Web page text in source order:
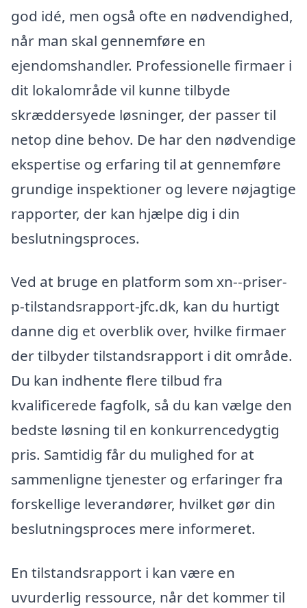
god idé, men også ofte en nødvendighed,
når man skal gennemføre en
ejendomshandler. Professionelle firmaer i
dit lokalområde vil kunne tilbyde
skræddersyede løsninger, der passer til
netop dine behov. De har den nødvendige
ekspertise og erfaring til at gennemføre
grundige inspektioner og levere nøjagtige
rapporter, der kan hjælpe dig i din
beslutningsproces.
Ved at bruge en platform som xn--priser-
p-tilstandsrapport-jfc.dk, kan du hurtigt
danne dig et overblik over, hvilke firmaer
der tilbyder tilstandsrapport i dit område.
Du kan indhente flere tilbud fra
kvalificerede fagfolk, så du kan vælge den
bedste løsning til en konkurrencedygtig
pris. Samtidig får du mulighed for at
sammenligne tjenester og erfaringer fra
forskellige leverandører, hvilket gør din
beslutningsproces mere informeret.
En tilstandsrapport i kan være en
uvurderlig ressource, når det kommer til